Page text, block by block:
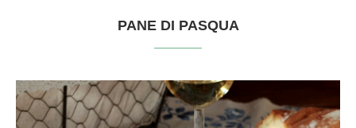
PANE DI PASQUA